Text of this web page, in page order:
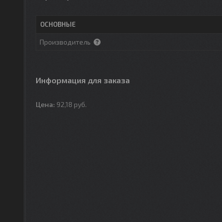
ОСНОВНЫЕ
Производитель
Информация для заказа
Цена: 92,18 руб.